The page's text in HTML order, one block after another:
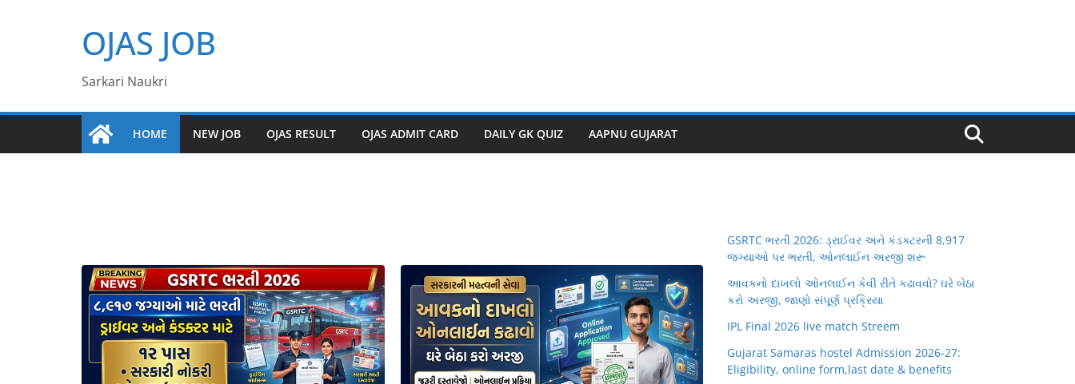
OJAS JOB
Sarkari Naukri
HOME NEW JOB OJAS RESULT OJAS ADMIT CARD DAILY GK QUIZ AAPNU GUJARAT
GSRTC ભરતી 2026: ડ્રાઈવર અને કંડક્ટરની 8,917
જગ્યાઓ પર ભરતી, ઓનલાઈન અરજી શરૂ
આવકનો દાખલો ઓનલાઈન કેવી રીતે કઢાવવો? ઘરે બેઠા
કરો અરજી, જાણો સંપૂર્ણ પ્રક્રિયા
IPL Final 2026 live match Streem
Gujarat Samaras hostel Admission 2026-27:
Eligibility, online form,last date & benefits